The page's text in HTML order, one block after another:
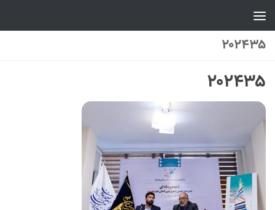
۲۰۲۴۳۵
۲۰۲۴۳۵